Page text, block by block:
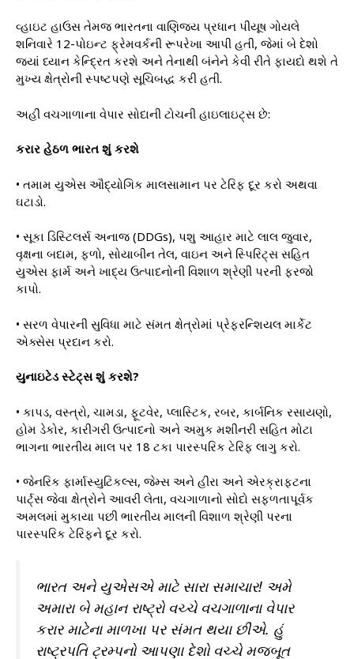
વ્હાઇટ હાઉસ તેમજ ભારતના વાણિજ્ય પ્રધાન પીયૂષ ગોયલે
શનિવારે 12-પોઇન્ટ ફ્રેમવર્કની રૂપરેખા આપી હતી, જેમાં બે દેશો
જ્યાં ધ્યાન કેન્દ્રિત કરશે અને તેનાથી બંનેને કેવી રીતે ફાયદો થશે તે
મુખ્ય ક્ષેત્રોની સ્પષ્ટપણે સૂચિબદ્ધ કરી હતી.
અહીં વચગાળાના વેપાર સોદાની ટોચની હાઇલાઇટ્સ છે:
કરાર હેઠળ ભારત શું કરશે
• તમામ યુએસ ઔદ્યોગિક માલસામાન પર ટેરિફ દૂર કરો અથવા
ઘટાડો.
• સૂકા ડિસ્ટિલર્સ અનાજ (DDGs), પશુ આહાર માટે લાલ જુવાર,
વૃક્ષના બદામ, ફળો, સોયાબીન તેલ, વાઇન અને સ્પિરિટ્સ સહિત
યુએસ ફાર્મ અને ખાદ્ય ઉત્પાદનોની વિશાળ શ્રેણી પરની ફરજો
કાપો.
• સરળ વેપારની સુવિધા માટે સંમત ક્ષેત્રોમાં પ્રેફરન્શિયલ માર્કેટ
એક્સેસ પ્રદાન કરો.
યુનાઇટેડ સ્ટેટ્સ શું કરશે?
• કાપડ, વસ્ત્રો, ચામડા, ફૂટવેર, પ્લાસ્ટિક, રબર, કાર્બનિક રસાયણો,
હોમ ડેકોર, કારીગરી ઉત્પાદનો અને અમુક મશીનરી સહિત મોટા
ભાગના ભારતીય માલ પર 18 ટકા પારસ્પરિક ટેરિફ લાગુ કરો.
• જેનરિક ફાર્માસ્યુટિકલ્સ, જેમ્સ અને હીરા અને એરક્રાફ્ટના
પાર્ટ્સ જેવા ક્ષેત્રોને આવરી લેતા, વચગાળાનો સોદો સફળતાપૂર્વક
અમલમાં મુકાયા પછી ભારતીય માલની વિશાળ શ્રેણી પરના
પારસ્પરિક ટેરિફને દૂર કરો.
ભારત અને યુએસએ માટે સારા સમાચાર! અમે
અમારા બે મહાન રાષ્ટ્રો વચ્ચે વચગાળાના વેપાર
કરાર માટેના માળખા પર સંમત થયા છીએ. હું
રાષ્ટ્રપતિ ટ્રમ્પનો આપણા દેશો વચ્ચે મજબૂત